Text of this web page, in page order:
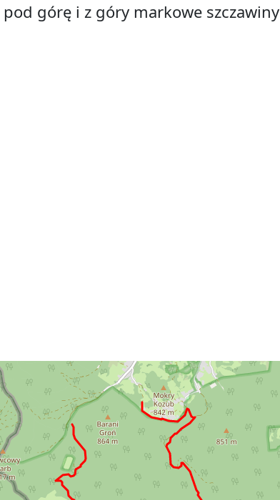
górę i z góry markowe szczawiny